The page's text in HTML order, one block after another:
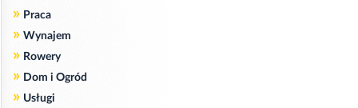
» Praca
» Wynajem
» Rowery
» Dom i Ogród
» Usługi